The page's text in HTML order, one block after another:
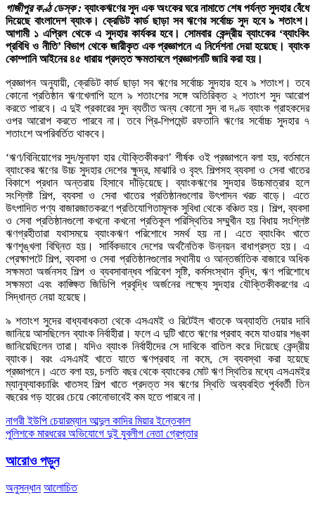
গাজীপুর কণ্ঠ ডেস্ক :ব্যাংকঋণের সুদ এক অংকের ঘরে নামাতে শেষ পর্যন্ত সুদহার বেঁধে
দিয়েছে বাংলাদেশ ব্যাংক। ক্রেডিট কার্ড ছাড়া সব ঋণের সর্বোচ্চ সুদ হবে ৯ শতাংশ।
আগামী ১ এপ্রিল থেকে এ সুদহার কার্যকর হবে। সোমবার কেন্দ্রীয় ব্যাংকের ‘ব্যাংকিং
প্রবিধি ও নীতি’ বিভাগ থেকে জারীকৃত এক প্রজ্ঞাপনে এ নির্দেশনা দেয়া হয়েছে। ব্যাংক
কোম্পানি আইনের ৪৫ ধারায় প্রদত্ত ক্ষমতাবলে প্রজ্ঞাপনটি জারি করা হয়।
প্রজ্ঞাপন অনুযায়ী, ক্রেডিট কার্ড ছাড়া সব ঋণের সর্বোচ্চ সুদহার হবে ৯ শতাংশ। তবে
কোনো প্রতিষ্ঠান ঋণখেলাপি হলে ৯ শতাংশের সঙ্গে অতিরিক্ত ২ শতাংশ সুদ আরোপ
করতে পারবে। এ দুই প্রকারের সুদ ব্যতীত অন্য কোনো সুদ বা দণ্ড ব্যাংক গ্রাহকদের
ওপর আরোপ করতে পারবে না। তবে প্রি-শিপমেন্ট রফতানি ঋণের সর্বোচ্চ সুদহার ৭
শতাংশে অপরিবর্তিত থাকবে।
‘ঋণ/বিনিয়োগের সুদ/মুনাফা হার যৌক্তিকীকরণ’ শীর্ষক ওই প্রজ্ঞাপনে বলা হয়, বর্তমানে
ব্যাংকের ঋণের উচ্চ সুদহার দেশের ক্ষুদ্র, মাঝারি ও বৃহৎ শিল্পসহ ব্যবসা ও সেবা খাতের
বিকাশে প্রধান অন্তরায় হিসাবে দাঁড়িয়েছে। ব্যাংকঋণের সুদহার উচ্চমাত্রার হলে
সংশ্লিষ্ট শিল্প, ব্যবসা ও সেবা খাতের প্রতিষ্ঠানগুলোর উৎপাদন খরচ বাড়ে। এতে
উৎপাদিত পণ্য বাজারজাতকরণে প্রতিযোগিতামূলক সুবিধা থেকে বঞ্চিত হয়। শিল্প, ব্যবসা
ও সেবা প্রতিষ্ঠানগুলো কখনো কখনো প্রতিকূল পরিস্থিতির সম্মুখীন হয় বিধায় সংশ্লিষ্ট
ঋণগ্রহীতারা যথাসময়ে ব্যাংকঋণ পরিশোধে সমর্থ হয় না। এতে ব্যাংকিং খাতে
ঋণশৃঙ্খলা বিঘ্নিত হয়। সার্বিকভাবে দেশের অর্থনৈতিক উন্নয়ন বাধাগ্রস্ত হয়। এ
প্রেক্ষাপটে শিল্প, ব্যবসা ও সেবা প্রতিষ্ঠানগুলোর স্থানীয় ও আন্তর্জাতিক বাজারে অধিক
সক্ষমতা অর্জনসহ শিল্প ও ব্যবসাবান্ধব পরিবেশ সৃষ্টি, কর্মসংস্থান বৃদ্ধি, ঋণ পরিশোধে
সক্ষমতা এবং কাঙ্ক্ষিত জিডিপি প্রবৃদ্ধি অর্জনের লক্ষ্যে সুদহার যৌক্তিকীকরণের এ
সিদ্ধান্ত নেয়া হয়েছে।
৯ শতাংশ সুদের বাধ্যবাধকতা থেকে এসএমই ও রিটেইল খাতকে অব্যাহতি দেয়ার দাবি
জানিয়ে আসছিলেন ব্যাংক নির্বাহীরা। ফলে এ দুটি খাতে ঋণের প্রবাহ কমে যাওয়ার শঙ্কা
জানিয়েছিলেন তারা। যদিও ব্যাংক নির্বাহীদের সে দাবিকে বাতিল করে দিয়েছে কেন্দ্রীয়
ব্যাংক। বরং এসএমই খাতে যাতে ঋণপ্রবাহ না কমে, সে ব্যবস্থা করা হয়েছে
প্রজ্ঞাপনে। এতে বলা হয়, চলতি বছর থেকে ব্যাংকের মোট ঋণ স্থিতির মধ্যে এসএমইর
ম্যানুফ্যাকচারিং খাতসহ শিল্প খাতে প্রদত্ত সব ঋণের স্থিতি অব্যবহিত পূর্ববর্তী তিন
বছরের গড় হারের চেয়ে কোনোভাবেই কম হতে পারবে না।
Post
navigation
নাগরী ইউপি চেয়ারম্যান আব্দুল কাদির মিয়ার ইন্তেকাল
পুলিশকে মারধরের অভিযোগে দুই যুবলীগ নেতা গ্রেপ্তার
আরোও পড়ুন
অনুসন্ধান আলোচিত